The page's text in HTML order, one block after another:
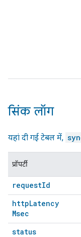
सिंक लॉग
यहां दी गई टेबल में,
प्रॉपर्टी
requestId
httpLatency
Msec
status